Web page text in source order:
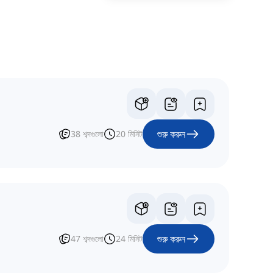
38 শব্দগুলো 20 মিনিট শুরু করুন
47 শব্দগুলো 24 মিনিট শুরু করুন